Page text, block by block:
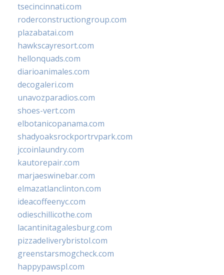
tsecincinnati.com
roderconstructiongroup.com
plazabatai.com
hawkscayresort.com
hellonquads.com
diarioanimales.com
decogaleri.com
unavozparadios.com
shoes-vert.com
elbotanicopanama.com
shadyoaksrockportrvpark.com
jccoinlaundry.com
kautorepair.com
marjaeswinebar.com
elmazatlanclinton.com
ideacoffeenyc.com
odieschillicothe.com
lacantinitagalesburg.com
pizzadeliverybristol.com
greenstarsmogcheck.com
happypawspl.com